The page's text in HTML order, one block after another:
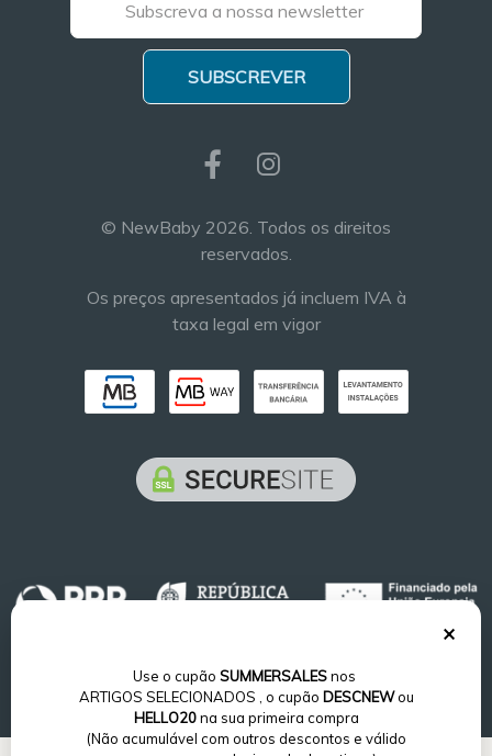
SUBSCREVER
© NewBaby 2026. Todos os direitos
reservados.
Os preços apresentados já incluem IVA à
taxa legal em vigor
×
Use o cupão SUMMERSALESnos
ARTIGOS SELECIONADOS
, o cupão DESCNEWou
HELLO20na sua primeira compra
(Não acumulável com outros descontos e válido